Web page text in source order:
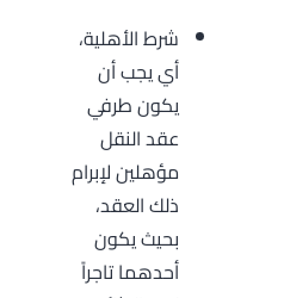
شرط الأهلية،
أي يجب أن
يكون طرفي
عقد النقل
مؤهلين لإبرام
ذلك العقد،
بحيث يكون
أحدهما تاجراً